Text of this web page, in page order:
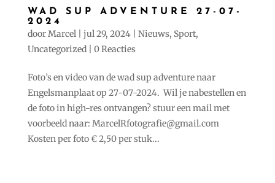
WAD SUP ADVENTURE 27-07-
2024
doorMarcel| jul 29, 2024| Nieuws, Sport,
Uncategorized| 0 Reacties
Foto’s en video van de wad sup adventure naar
Engelsmanplaat op 27-07-2024. Wil je nabestellen en
de foto in high-res ontvangen? stuur een mail met
voorbeeld naar: MarcelRfotografie@gmail.com
Kosten per foto € 2,50 per stuk...